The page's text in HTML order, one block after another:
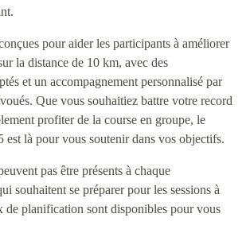
pour aider les participants à améliorer
la distance de 10 km, avec des
et un accompagnement personnalisé par
Que vous souhaitiez battre votre record
profiter de la course en groupe, le
est là pour vous soutenir dans vos objectifs.
pas être présents à chaque
souhaitent se préparer pour les sessions à
de planification sont disponibles pour vous